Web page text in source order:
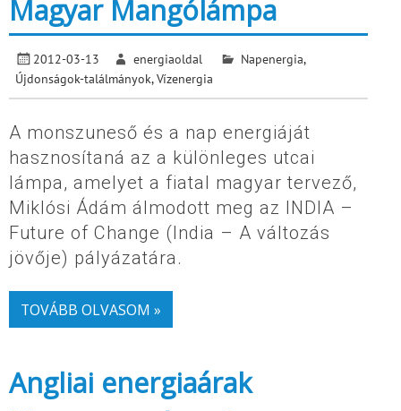
Magyar Mangólámpa
2012-03-13 energiaoldal Napenergia,
Újdonságok-találmányok,Vízenergia
A monszuneső és a nap energiáját
hasznosítaná az a különleges utcai
lámpa, amelyet a fiatal magyar tervező,
Miklósi Ádám álmodott meg az INDIA –
Future of Change (India – A változás
jövője) pályázatára.
TOVÁBB OLVASOM »
Angliai energiaárak